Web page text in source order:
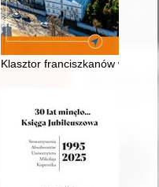
Klasztor franciszkanów w